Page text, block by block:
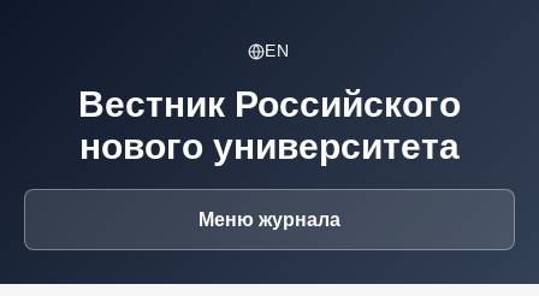
EN
Вестник Российского
нового университета
Меню журнала